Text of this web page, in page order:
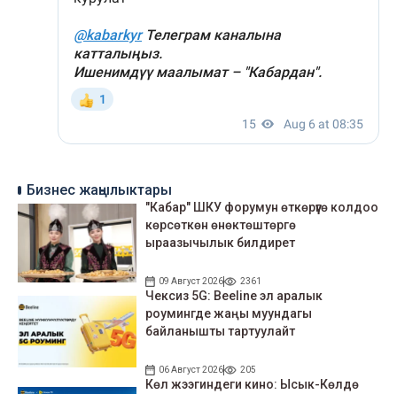
Бизнес жаңылыктары
"Кабар" ШКУ форумун өткөрүүгө колдоо
көрсөткөн өнөктөштөргө
ыраазычылык билдирет
09 Август 2026 2361
Чексиз 5G: Beeline эл аралык
роумингде жаңы муундагы
байланышты тартуулайт
06 Август 2026 205
Көл жээгиндеги кино: Ысык-Көлдө